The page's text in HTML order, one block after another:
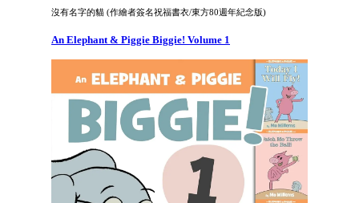
沒有名字的貓 (作繪者簽名祝福書衣/東方80週年紀念版)
An Elephant & Piggie Biggie! Volume 1